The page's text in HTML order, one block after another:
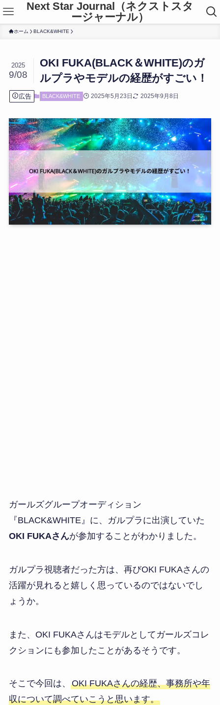
Next Star Journal（ネクストスタ
ージャーナル）
ホーム BLACK&WHITE
OKI FUKA(BLACK＆WHITE)のガ
ルプラやモデルの経歴がすごい！
2025
9/08
広告 BLACK&WHITE 2025年5月23日 2025年9月8日
ガールズグループオーディション
『BLACK&WHITE』に、ガルプラに出演していた
OKI FUKAさんが参加することがわかりました。
ガルプラ視聴者だった方は、再びOKI FUKAさんの
活躍が見れると嬉しく思っているのではないでし
ょうか。
また、OKI FUKAさんはモデルとしてガールズコレ
クションにも参加したことがあるそうです。
そこで今回は、 OKI FUKAさんの経歴、事務所や年
収について調べていこうと思います。